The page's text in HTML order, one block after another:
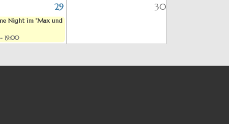
29 30
Night im "Max und
19:00